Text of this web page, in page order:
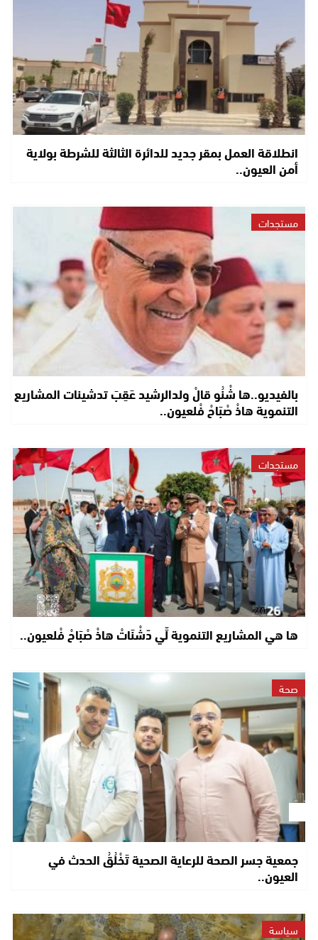
انطلاقة العمل بمقر جديد للدائرة الثالثة للشرطة بولاية
أمن العيون..
مستجدات
بالفيديو..ها شْنُو قالْ ولدالرشيد عَقِبَ تدشينات المشاريع
التنموية هاذْ صْبَاحْ فْلعيون..
مستجدات
ها هي المشاريع التنموية لِّي دّشْنَاتْ هاذْ صْبَاحْ فْلعيون..
صحة
جمعية جسر الصحة للرعاية الصحية تَخْلُقُ الحدث في
العيون..
سياسة